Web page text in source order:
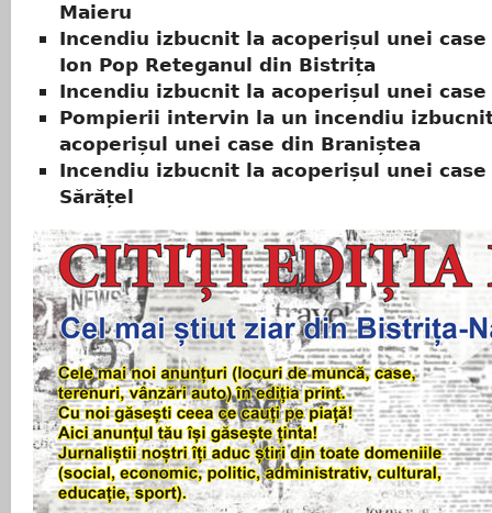
Maieru
Incendiu izbucnit la acoperișul unei
Ion Pop Reteganul din Bistrița
Incendiu izbucnit la acoperișul unei case
Pompierii intervin la un incendiu
acoperișul unei case din Braniștea
Incendiu izbucnit la acoperișul unei case
Sărățel